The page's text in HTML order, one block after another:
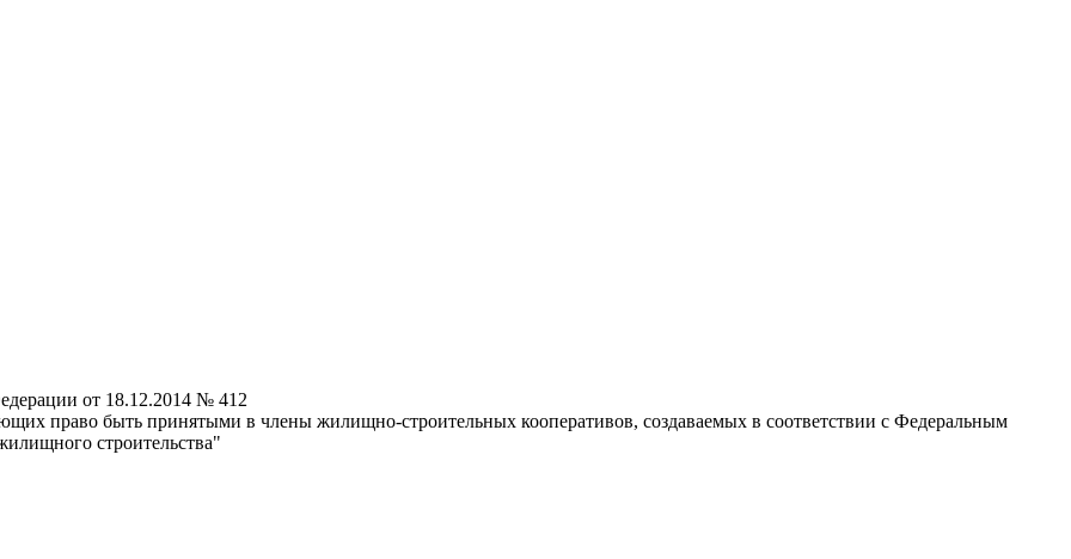
от 18.12.2014 № 412
право быть принятыми в члены жилищно-строительных кооперативов, создаваемых в соответствии с Федеральным
строительства"